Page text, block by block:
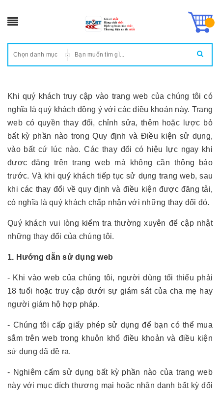
Chọn danh mục
Khi quý khách truy cập vào trang web của chúng tôi có
nghĩa là quý khách đồng ý với các điều khoản này. Trang
web có quyền thay đổi, chỉnh sửa, thêm hoặc lược bỏ
bất kỳ phần nào trong Quy định và Điều kiện sử dụng,
vào bất cứ lúc nào. Các thay đổi có hiệu lực ngay khi
được đăng trên trang web mà không cần thông báo
trước. Và khi quý khách tiếp tục sử dụng trang web, sau
khi các thay đổi về quy định và điều kiện được đăng tải,
có nghĩa là quý khách chấp nhận với những thay đổi đó.
Quý khách vui lòng kiểm tra thường xuyên để cập nhật
những thay đổi của chúng tôi.
1. Hướng dẫn sử dụng web
- Khi vào web của chúng tôi, người dùng tối thiểu phải
18 tuổi hoặc truy cập dưới sự giám sát của cha mẹ hay
người giám hộ hợp pháp.
- Chúng tôi cấp giấy phép sử dụng để bạn có thể mua
sắm trên web trong khuôn khổ điều khoản và điều kiện
sử dụng đã đề ra.
- Nghiêm cấm sử dụng bất kỳ phần nào của trang web
này với mục đích thương mại hoặc nhân danh bất kỳ đối